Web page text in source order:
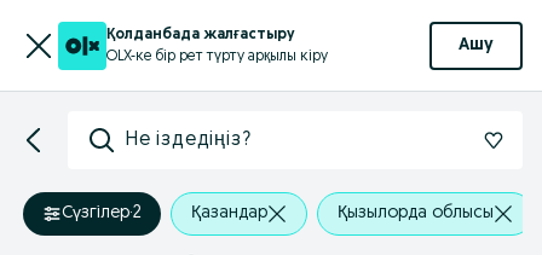
Қолданбада жалғастыру
OLX-ке бір рет түрту арқылы кіру
Ашу
Не іздедіңіз?
Сүзгілер·2 Қазандар Қызылорда облысы